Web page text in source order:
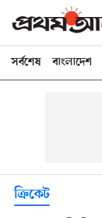
সর্বশেষ বাংলাদেশ
ক্রিকেট